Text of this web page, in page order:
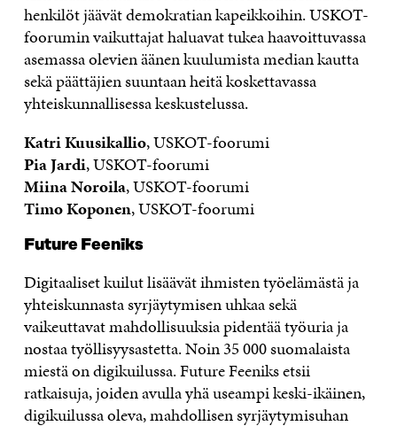
henkilöt jäävät demokratian kapeikkoihin. USKOT-
foorumin vaikuttajat haluavat tukea haavoittuvassa
asemassa olevien äänen kuulumista median kautta
sekä päättäjien suuntaan heitä koskettavassa
yhteiskunnallisessa keskustelussa.
Katri Kuusikallio, USKOT-foorumi
Pia Jardi, USKOT-foorumi
Miina Noroila, USKOT-foorumi
Timo Koponen, USKOT-foorumi
Future Feeniks
Digitaaliset kuilut lisäävät ihmisten työelämästä ja
yhteiskunnasta syrjäytymisen uhkaa sekä
vaikeuttavat mahdollisuuksia pidentää työuria ja
nostaa työllisyysastetta. Noin 35 000 suomalaista
miestä on digikuilussa. Future Feeniks etsii
ratkaisuja, joiden avulla yhä useampi keski-ikäinen,
digikuilussa oleva, mahdollisen syrjäytymisuhan